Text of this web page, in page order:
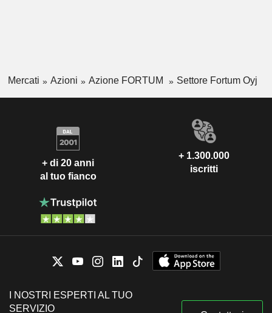
Mercati Azioni Azione FORTUM Settore Fortum Oyj
+ di 20 anni
al tuo fianco
+ 1.300.000
iscritti
I NOSTRI ESPERTI AL TUO
SERVIZIO